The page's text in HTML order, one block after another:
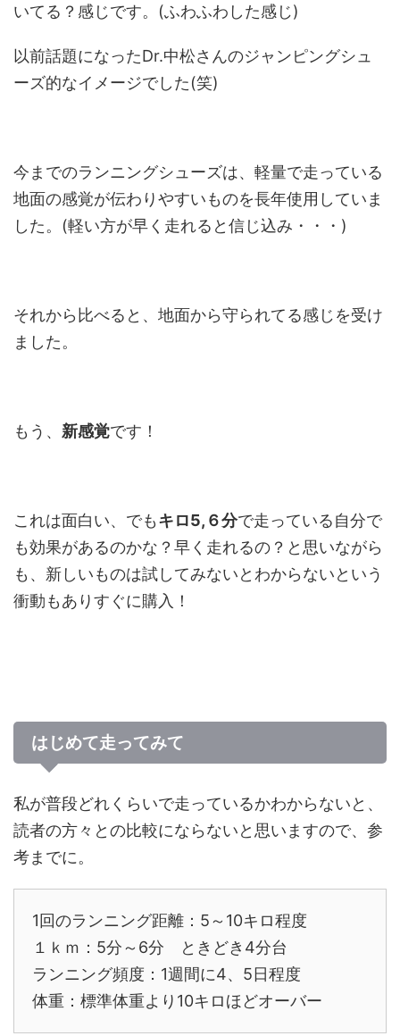
いてる？感じです。(ふわふわした感じ)
以前話題になったDr.中松さんのジャンピングシュ
ーズ的なイメージでした(笑)
今までのランニングシューズは、軽量で走っている
地面の感覚が伝わりやすいものを長年使用していま
した。(軽い方が早く走れると信じ込み・・・)
それから比べると、地面から守られてる感じを受け
ました。
もう、 新感覚です！
これは面白い、でもキロ5,６分で走っている自分で
も効果があるのかな？早く走れるの？と思いながら
も、新しいものは試してみないとわからないという
衝動もありすぐに購入！
はじめて走ってみて
私が普段どれくらいで走っているかわからないと、
読者の方々との比較にならないと思いますので、参
考までに。
1回のランニング距離：5～10キロ程度
１ｋｍ：5分～6分 ときどき4分台
ランニング頻度：1週間に4、5日程度
体重：標準体重より10キロほどオーバー